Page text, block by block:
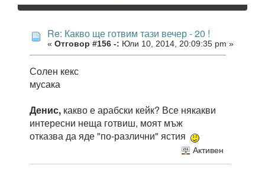
Re: Какво ще готвим тази вечер - 20 !
« Отговор #156 -: Юли 10, 2014, 20:09:35 pm »
Солен кекс
мусака
Денис, какво е арабски кейк? Все някакви
интересни неща готвиш, моят мъж
отказва да яде "по-различни" ястия
Активен